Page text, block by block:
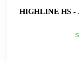
HIGHLINE HS -